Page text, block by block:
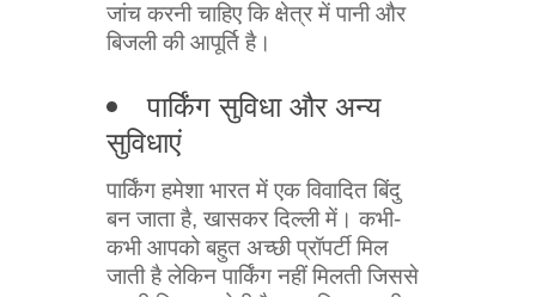
जांच करनी चाहिए कि क्षेत्र में पानी और
बिजली की आपूर्ति है।
पार्किंग सुविधा और अन्य
सुविधाएं
पार्किंग हमेशा भारत में एक विवादित बिंदु
बन जाता है, खासकर दिल्ली में। कभी-
कभी आपको बहुत अच्छी प्रॉपर्टी मिल
जाती है लेकिन पार्किंग नहीं मिलती जिससे